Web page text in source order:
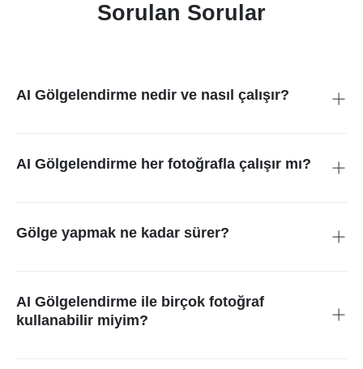
Sorulan Sorular
AI Gölgelendirme nedir ve nasıl çalışır?
benzeri gölgeler oluşturur. Tek yapmanız gereken,
görüntünüzü araca yüklemek ve araç gerisini halleder.
AI Gölgelendirme her fotoğrafla çalışır mı?
sonuçları, net ve büyük görüntülerle alırsınız.
Gölge yapmak ne kadar sürer?
fotoğraf çok büyükse veya çok fazla detaya sahipse, işlem
biraz daha uzun sürebilir.
AI Gölgelendirme ile birçok fotoğraf
kullanabilir miyim?